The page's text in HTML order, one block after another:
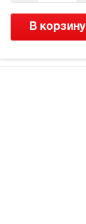
В корзину